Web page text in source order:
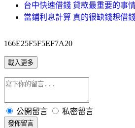
台中快速借錢 貸款最重要的事
當鋪利息計算 真的很缺錢想借
166E25F5F5EF7A20
載入更多
公開留言 私密留言
發佈留言